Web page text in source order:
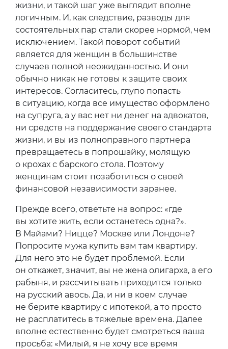
жизни, и такой шаг уже выглядит вполне
логичным. И, как следствие, разводы для
состоятельных пар стали скорее нормой, чем
исключением. Такой поворот событий
является для женщин в большинстве
случаев полной неожиданностью. И они
обычно никак не готовы к защите своих
интересов. Согласитесь, глупо попасть
в ситуацию, когда все имущество оформлено
на супруга, а у вас нет ни денег на адвокатов,
ни средств на поддержание своего стандарта
жизни, и вы из полноправного партнера
превращаетесь в попрошайку, молящую
о крохах с барского стола. Поэтому
женщинам стоит позаботиться о своей
финансовой независимости заранее.
Прежде всего, ответьте на вопрос: «где
вы хотите жить, если останетесь одна?».
В Майами? Ницце? Москве или Лондоне?
Попросите мужа купить вам там квартиру.
Для него это не будет проблемой. Если
он откажет, значит, вы не жена олигарха, а его
рабыня, и рассчитывать приходится только
на русский авось. Да, и ни в коем случае
не берите квартиру с ипотекой, а то просто
не расплатитесь в тяжелые времена. Далее
вполне естественно будет смотреться ваша
просьба: «Милый, я не хочу все время